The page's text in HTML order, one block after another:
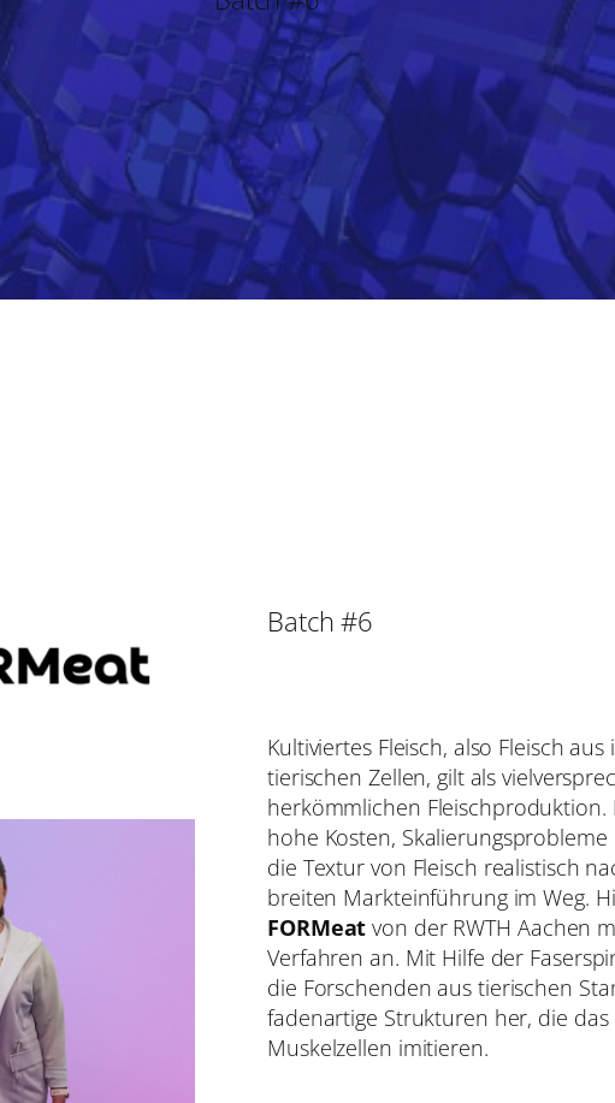
Batch #6
Kultiviertes Fleisch, also Fleisch
tierischen Zellen, gilt als
herkömmlichen Fleischproduktion.
hohe Kosten,
die Textur von Fleisch realistisch
breiten Markteinführung im Weg.
FORMeat von der RWTH Aachen
Verfahren an. Mit Hilfe der
die Forschenden aus tierischen
fadenartige Strukturen her, die das
Muskelzellen imitieren.